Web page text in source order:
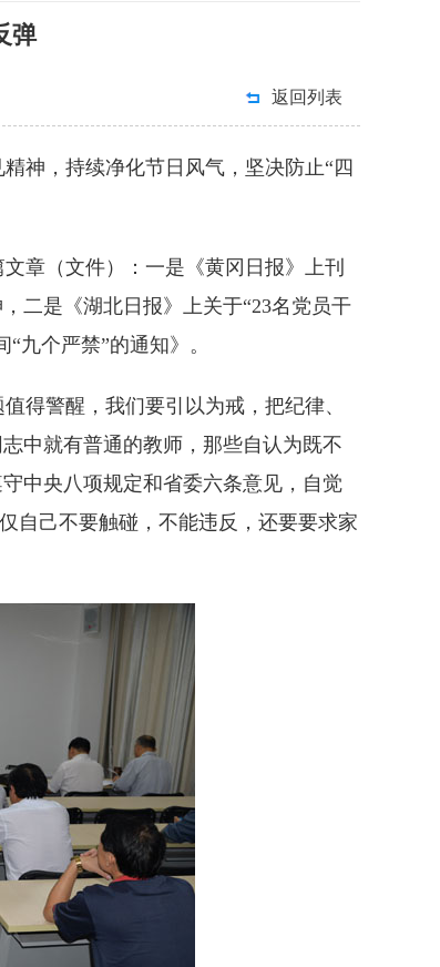
弹
返回列表
神，持续净化节日风气，坚决防止“四
章（文件）：一是《黄冈日报》上刊
二是《湖北日报》上关于“23名党员干
九个严禁”的通知》。
得警醒，我们要引以为戒，把纪律、
中就有普通的教师，那些自认为既不
中央八项规定和省委六条意见，自觉
自己不要触碰，不能违反，还要要求家